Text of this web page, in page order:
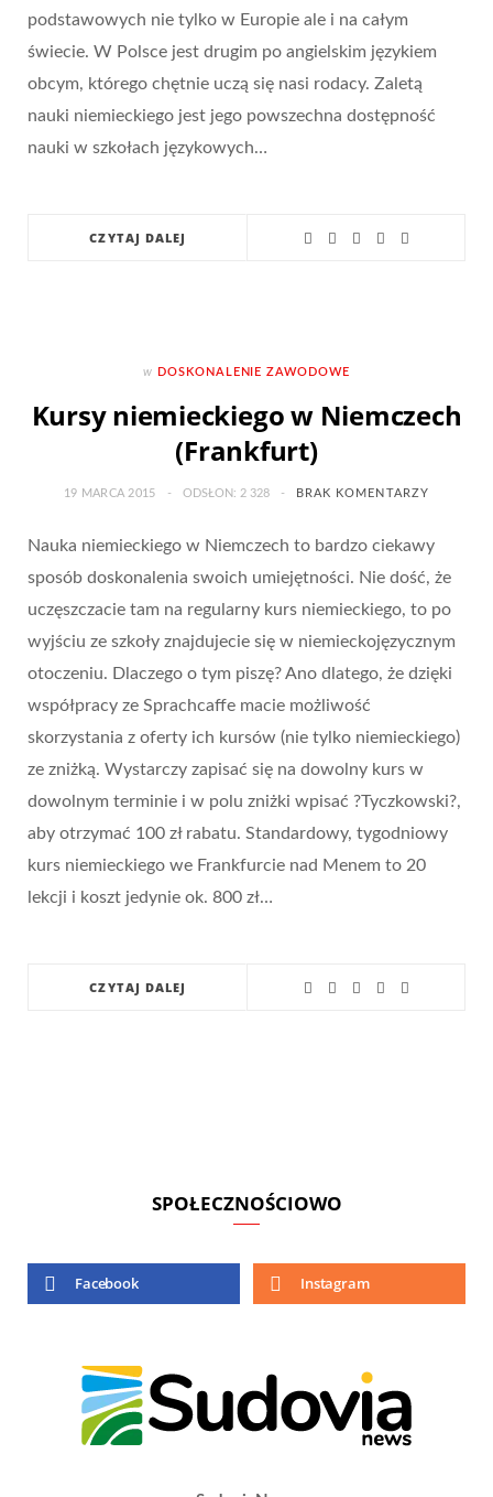
podstawowych nie tylko w Europie ale i na całym
świecie. W Polsce jest drugim po angielskim językiem
obcym, którego chętnie uczą się nasi rodacy. Zaletą
nauki niemieckiego jest jego powszechna dostępność
nauki w szkołach językowych…
CZYTAJ DALEJ
w DOSKONALENIE ZAWODOWE
Kursy niemieckiego w Niemczech
(Frankfurt)
19 MARCA 2015 ODSŁON: 2 328 BRAK KOMENTARZY
Nauka niemieckiego w Niemczech to bardzo ciekawy
sposób doskonalenia swoich umiejętności. Nie dość, że
uczęszczacie tam na regularny kurs niemieckiego, to po
wyjściu ze szkoły znajdujecie się w niemieckojęzycznym
otoczeniu. Dlaczego o tym piszę? Ano dlatego, że dzięki
współpracy ze Sprachcaffe macie możliwość
skorzystania z oferty ich kursów (nie tylko niemieckiego)
ze zniżką. Wystarczy zapisać się na dowolny kurs w
dowolnym terminie i w polu zniżki wpisać ?Tyczkowski?,
aby otrzymać 100 zł rabatu. Standardowy, tygodniowy
kurs niemieckiego we Frankfurcie nad Menem to 20
lekcji i koszt jedynie ok. 800 zł…
CZYTAJ DALEJ
SPOŁECZNOŚCIOWO
Facebook Instagram